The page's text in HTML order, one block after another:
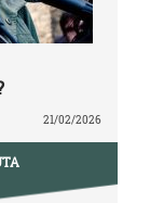
21/02/2026